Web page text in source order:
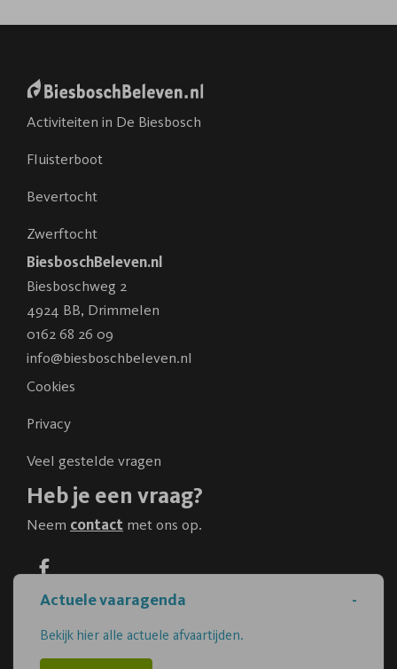
Activiteiten in De Biesbosch
Fluisterboot
Bevertocht
Zwerftocht
BiesboschBeleven.nl
Biesboschweg 2
4924 BB, Drimmelen
0162 68 26 09
info@biesboschbeleven.nl
Cookies
Privacy
Veel gestelde vragen
Heb je een vraag?
Neem contact met ons op.
2026 ©created by Postads.
Cookies aanpassen
Actuele vaaragenda
Bekijk hier alle actuele afvaartijden.